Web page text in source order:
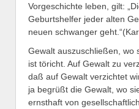
Vorgeschichte leben, gilt:
Geburtshelfer jeder alten
neuen schwanger
Gewalt auszuschließen, wo
ist töricht. Auf Gewalt zu
daß auf Gewalt verzichtet
ja begrüßt die Gewalt, wo
ernsthaft von